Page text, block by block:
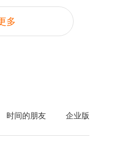
多
时间的朋友 企业版